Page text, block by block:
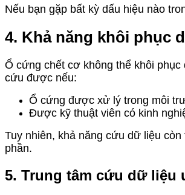
Nếu bạn gặp bất kỳ dấu hiệu nào
4. Khả năng khôi phục
Ổ cứng chết cơ không thể khôi
cứu được nếu:
Ổ cứng được xử lý trong môi
Được kỹ thuật viên có kinh
Tuy nhiên, khả năng cứu dữ liệu
phần.
5. Trung tâm cứu dữ liệu